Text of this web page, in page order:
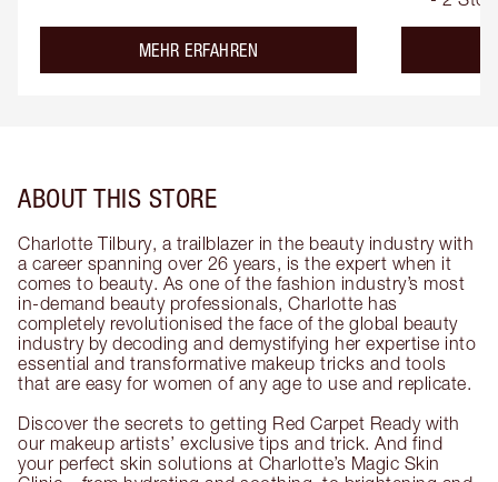
MEHR ERFAHREN
ABOUT THIS STORE
Charlotte Tilbury, a trailblazer in the beauty industry with
a career spanning over 26 years, is the expert when it
comes to beauty. As one of the fashion industry’s most
in-demand beauty professionals, Charlotte has
completely revolutionised the face of the global beauty
industry by decoding and demystifying her expertise into
essential and transformative makeup tricks and tools
that are easy for women of any age to use and replicate.
Discover the secrets to getting Red Carpet Ready with
our makeup artists’ exclusive tips and trick. And find
your perfect skin solutions at Charlotte’s Magic Skin